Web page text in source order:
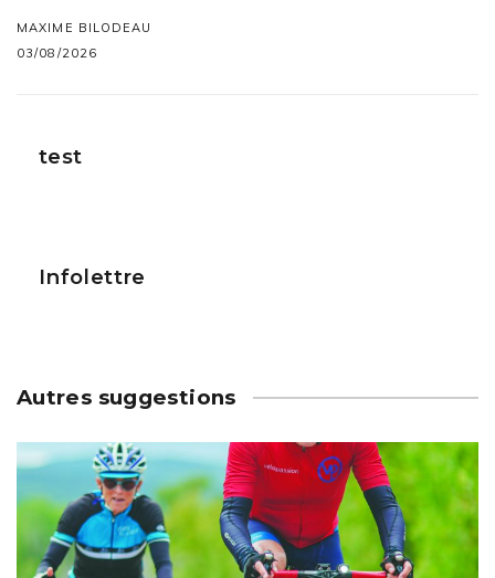
MAXIME BILODEAU
03/08/2026
test
Infolettre
Autres suggestions